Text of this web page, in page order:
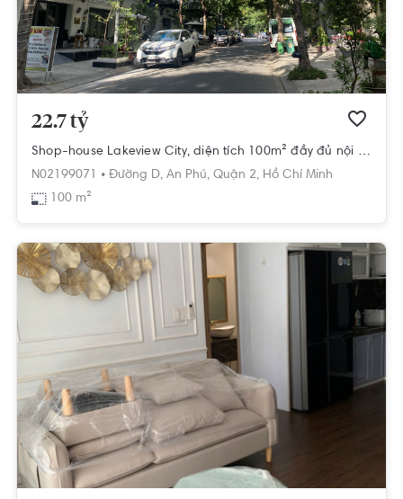
22.7 tỷ
Shop-house Lakeview City, diện tích 100m² đầy đủ nội thất thiết kế sang trọng
N02199071 • Đường D, An Phú, Quận 2, Hồ Chí Minh
100 m²